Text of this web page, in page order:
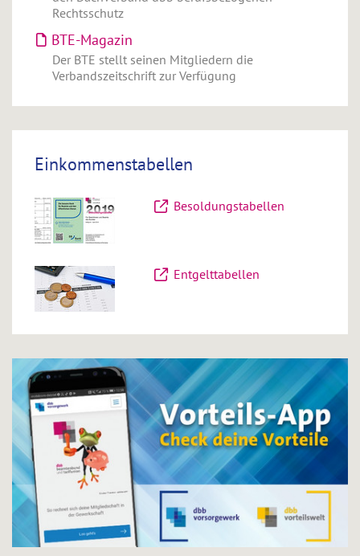
Rechtsschutz
BTE-Magazin
Der BTE stellt seinen Mitgliedern die
Verbandszeitschrift zur Verfügung
Einkommenstabellen
Besoldungstabellen
Entgelttabellen